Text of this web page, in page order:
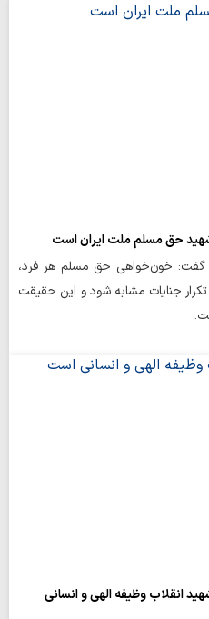
حق مسلم ملت ایران است
گفت: خون‌خواهی حق مسلم هر فرد،
جنایات مشابه شود و این حقیقت
انقلاب وظیفه الهی و انسانی